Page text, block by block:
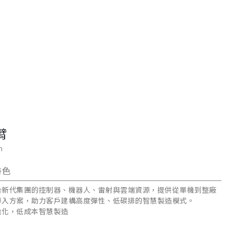
代集團的控制器、機器人、雷射與雲端資源，提供從單機到整廠
方案，助力客戶建構高度彈性、低碳排的智慧製造模式。
，低成本智慧製造